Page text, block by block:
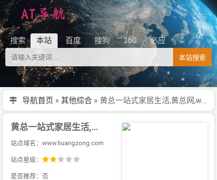
搜索 本站 百度 搜狗 360 必应
本站搜索
导航首页 » 其他综合» 黄总一站式家居生活,黄总网,www.huangzong.com
黄总一站式家居生活,黄总网,www.huangzong.com
站点域名：www.huangzong.com
站点星级：
是否推荐：否